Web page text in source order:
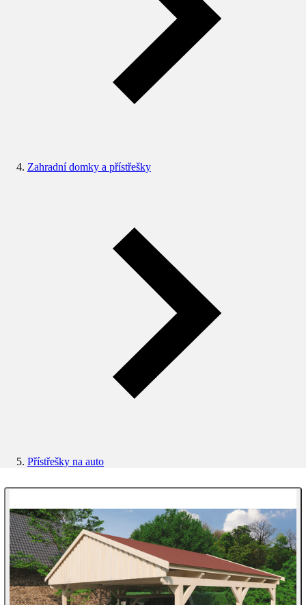
Zahradní domky a přístřešky
Přístřešky na auto